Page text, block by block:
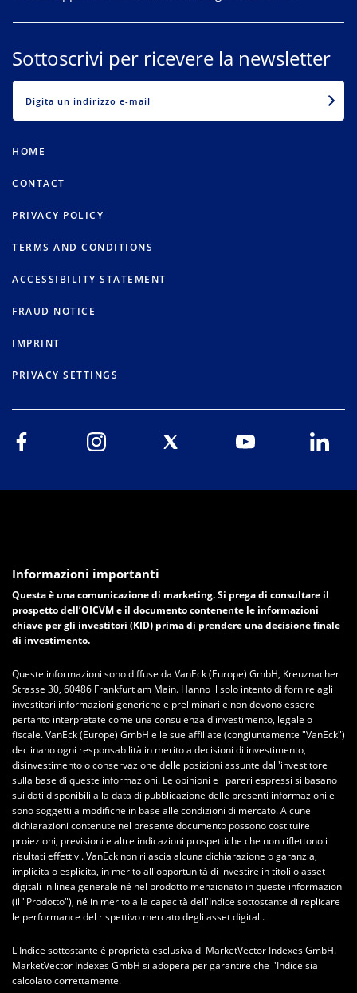
Sottoscrivi per ricevere la newsletter
HOME
CONTACT
PRIVACY POLICY
TERMS AND CONDITIONS
ACCESSIBILITY STATEMENT
FRAUD NOTICE
IMPRINT
PRIVACY SETTINGS
Informazioni importanti
Questa è una comunicazione di marketing. Si prega di consultare il
prospetto dell’OICVM e il documento contenente le informazioni
chiave per gli investitori (KID) prima di prendere una decisione finale
di investimento.
Queste informazioni sono diffuse da VanEck (Europe) GmbH, Kreuznacher
Strasse 30, 60486 Frankfurt am Main. Hanno il solo intento di fornire agli
investitori informazioni generiche e preliminari e non devono essere
pertanto interpretate come una consulenza d'investimento, legale o
fiscale. VanEck (Europe) GmbH e le sue affiliate (congiuntamente "VanEck")
declinano ogni responsabilità in merito a decisioni di investimento,
disinvestimento o conservazione delle posizioni assunte dall'investitore
sulla base di queste informazioni. Le opinioni e i pareri espressi si basano
sui dati disponibili alla data di pubblicazione delle presenti informazioni e
sono soggetti a modifiche in base alle condizioni di mercato. Alcune
dichiarazioni contenute nel presente documento possono costituire
proiezioni, previsioni e altre indicazioni prospettiche che non riflettono i
risultati effettivi. VanEck non rilascia alcuna dichiarazione o garanzia,
implicita o esplicita, in merito all'opportunità di investire in titoli o asset
digitali in linea generale né nel prodotto menzionato in queste informazioni
(il "Prodotto"), né in merito alla capacità dell'Indice sottostante di replicare
le performance del rispettivo mercato degli asset digitali.
L'Indice sottostante è proprietà esclusiva di MarketVector Indexes GmbH.
MarketVector Indexes GmbH si adopera per garantire che l'Indice sia
calcolato correttamente.